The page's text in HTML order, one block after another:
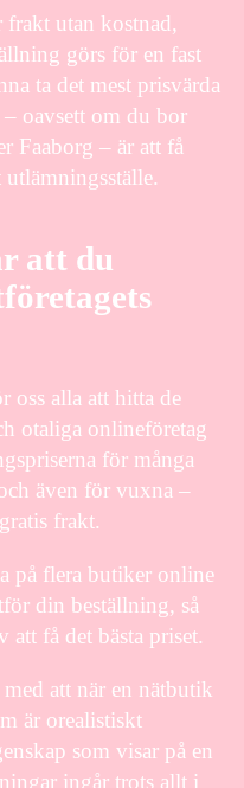
frakt utan kostnad,
görs för en fast
ta det mest prisvärda
oavsett om du bor
Faaborg – är att få
att du
oss alla att hitta de
otaliga onlineföretag
för många
även för vuxna –
frakt.
på flera butiker online
din beställning, så
att få det bästa priset.
att när en nätbutik
är orealistiskt
som visar på en
ingår trots allt i